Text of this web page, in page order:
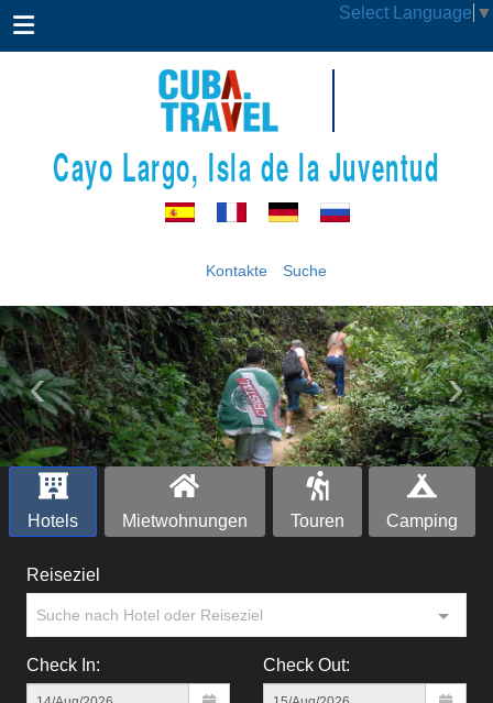
Select Language ▼
Cayo Largo, Isla de la Juventud
Kontakte Suche
‹ ›
Hotels Mietwohnungen Touren Camping
Reiseziel
Suche nach Hotel oder Reiseziel
Check In: Check Out: